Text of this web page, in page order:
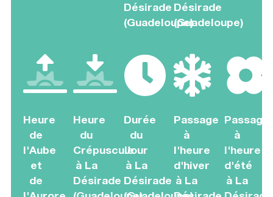
Désirade
(Guadeloupe)
Désirade
(Guadeloupe)
Heure
de
l'Aube
et
de
Heure
du
Crépuscule
à La
Désirade
Durée
du
Jour
à La
Désirade
Passage
à
l'heure
d'hiver
à La
Passage
à
l'heure
d'été
à La